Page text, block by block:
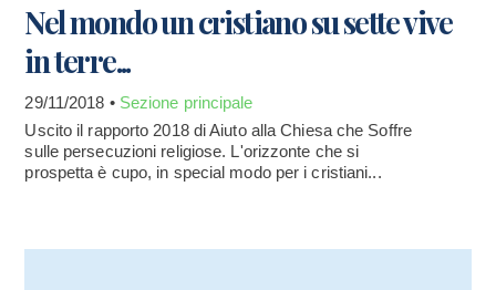
Nel mondo un cristiano su sette vive
in terre...
29/11/2018 • Sezione principale
Uscito il rapporto 2018 di Aiuto alla Chiesa che Soffre
sulle persecuzioni religiose. L'orizzonte che si
prospetta è cupo, in special modo per i cristiani...